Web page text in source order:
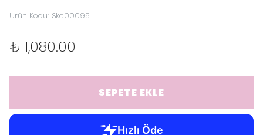
Ürün Kodu: Skc00095
₺ 1,080.00
SEPETE EKLE